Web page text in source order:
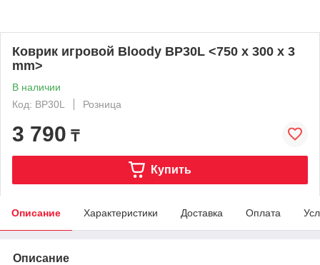
Коврик игровой Bloody BP30L <750 x 300 x 3
mm>
В наличии
Код: BP30L
Розница
3 790 ₸
Купить
Описание Характеристики Доставка Оплата
Описание